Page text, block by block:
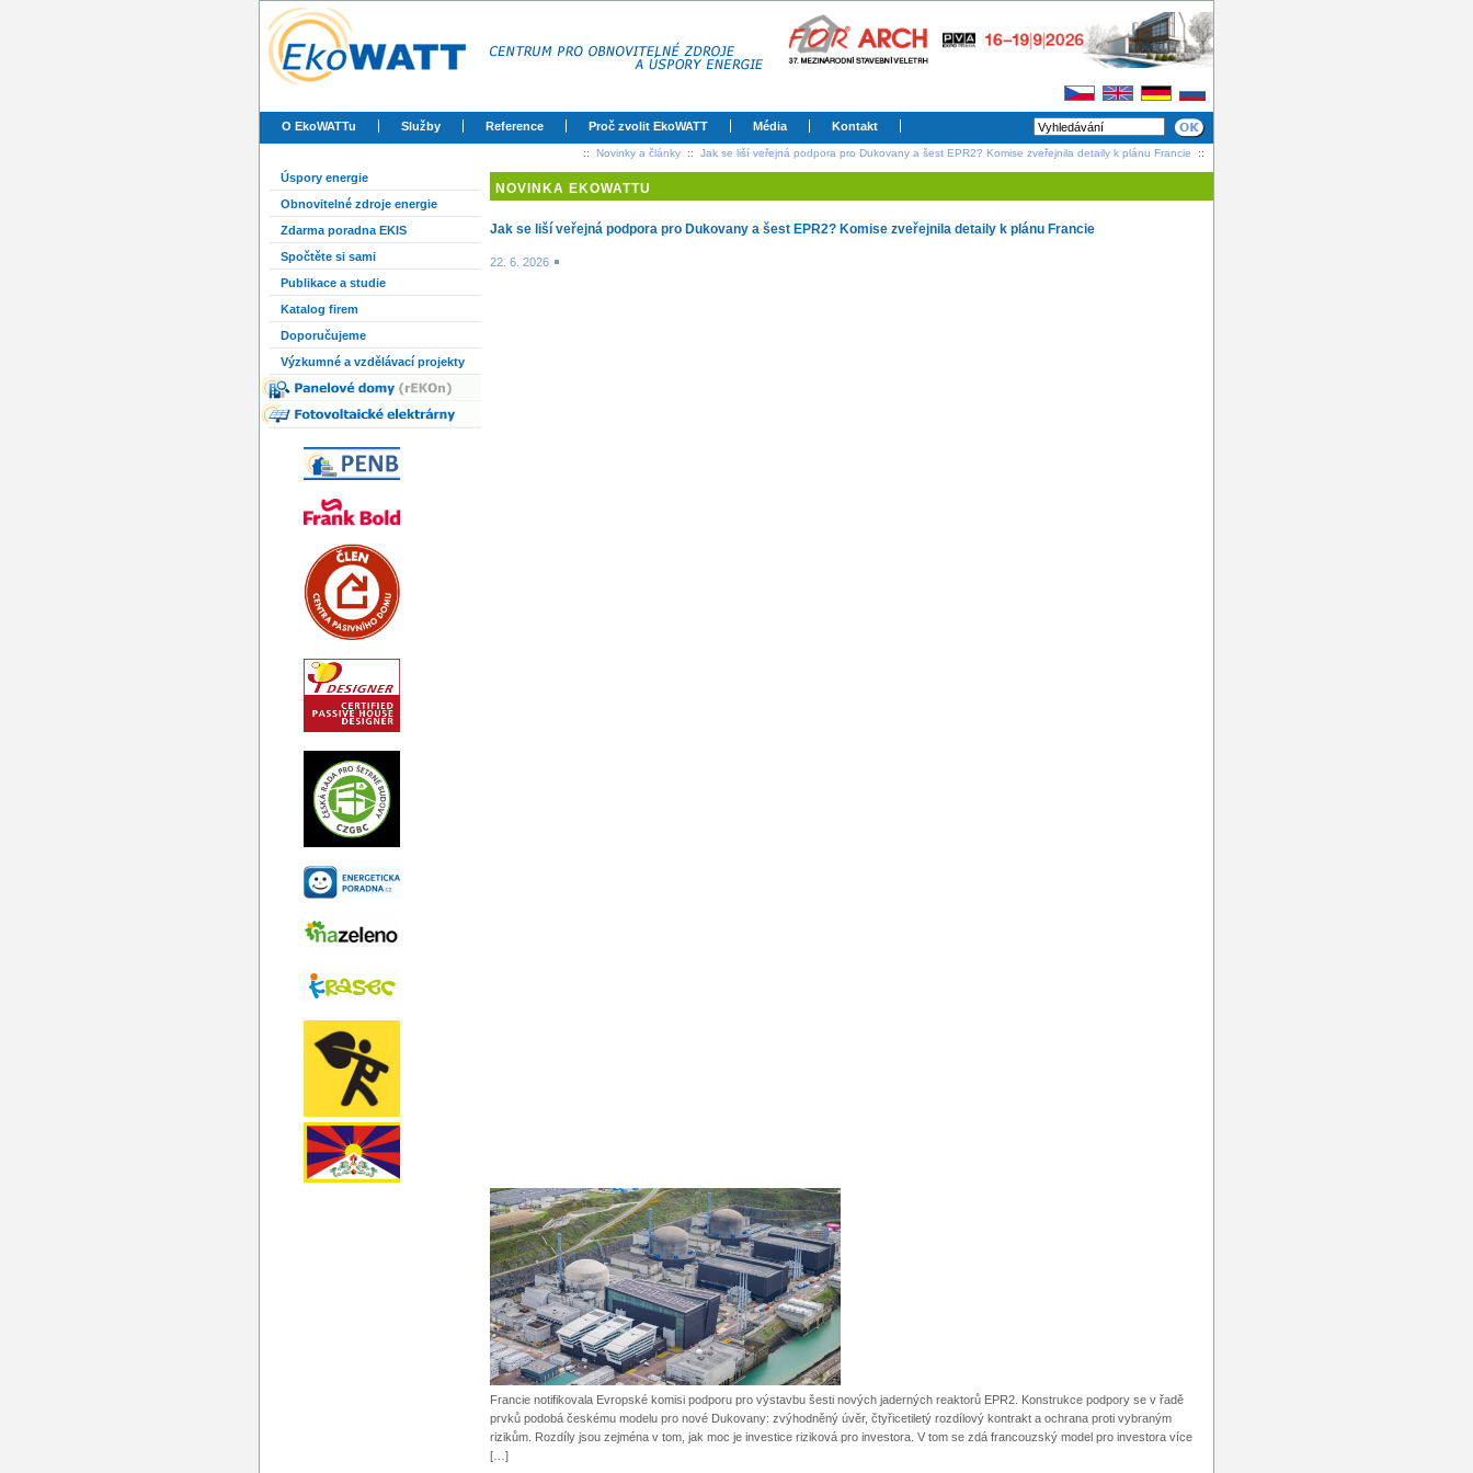
O EkoWATTu Služby Reference Proč zvolit EkoWATT Média Kontakt
:: Novinky a články :: Jak se liší veřejná podpora pro Dukovany a šest EPR2? Komise zveřejnila detaily k plánu Francie ::
Úspory energie
Obnovitelné zdroje energie
Zdarma poradna EKIS
Spočtěte si sami
Publikace a studie
Katalog firem
Doporučujeme
Výzkumné a vzdělávací projekty
NOVINKA EKOWATTU
Jak se liší veřejná podpora pro Dukovany a šest EPR2? Komise zveřejnila detaily k plánu Francie
22. 6. 2026
Francie notifikovala Evropské komisi podporu pro výstavbu šesti nových jaderných reaktorů EPR2. Konstrukce podpory se v řadě
prvků podobá českému modelu pro nové Dukovany: zvýhodněný úvěr, čtyřicetiletý rozdílový kontrakt a ochrana proti vybraným
rizikům. Rozdíly jsou zejména v tom, jak moc je investice riziková pro investora. V tom se zdá francouzský model pro investora více
[…]